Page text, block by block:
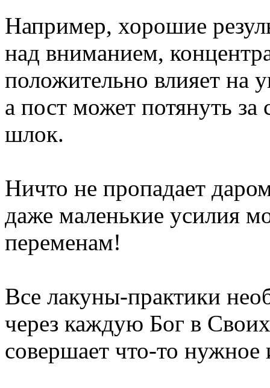
Например, хорошие
над вниманием,
положительно влияет на
а пост может потянуть за
шлок.
Ничто не пропадает
даже маленькие усилия
переменам!
Все лакуны-практики
через каждую Бог в
совершает что-то нужное